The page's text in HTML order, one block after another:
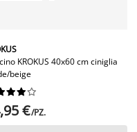
KROKUS 40x60 cm ciniglia
beige




€/PZ.